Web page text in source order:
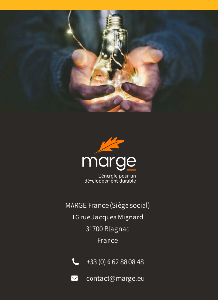
MARGE France (Siège social)
16 rue Jacques Mignard
31700 Blagnac
France
+33 (0) 6 62 88 08 48
contact@marge.eu